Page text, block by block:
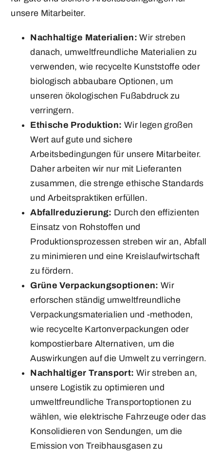
unsere Mitarbeiter.
Nachhaltige Materialien: Wir streben
danach, umweltfreundliche Materialien zu
verwenden, wie recycelte Kunststoffe oder
biologisch abbaubare Optionen, um
unseren ökologischen Fußabdruck zu
verringern.
Ethische Produktion: Wir legen großen
Wert auf gute und sichere
Arbeitsbedingungen für unsere Mitarbeiter.
Daher arbeiten wir nur mit Lieferanten
zusammen, die strenge ethische Standards
und Arbeitspraktiken erfüllen.
Abfallreduzierung: Durch den effizienten
Einsatz von Rohstoffen und
Produktionsprozessen streben wir an, Abfall
zu minimieren und eine Kreislaufwirtschaft
zu fördern.
Grüne Verpackungsoptionen: Wir
erforschen ständig umweltfreundliche
Verpackungsmaterialien und -methoden,
wie recycelte Kartonverpackungen oder
kompostierbare Alternativen, um die
Auswirkungen auf die Umwelt zu verringern.
Nachhaltiger Transport: Wir streben an,
unsere Logistik zu optimieren und
umweltfreundliche Transportoptionen zu
wählen, wie elektrische Fahrzeuge oder das
Konsolidieren von Sendungen, um die
Emission von Treibhausgasen zu